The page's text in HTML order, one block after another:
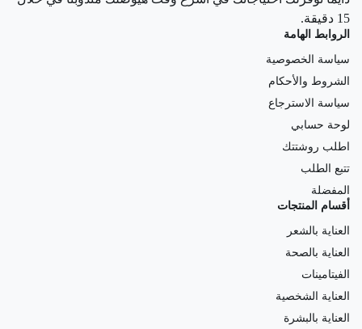
15 دقيقة.
الروابط الهامة
سياسة الخصوصية
الشروط والأحكام
سياسة الاسترجاع
لوحة حسابي
اطلب روشتتك
تتبع الطلب
المفضلة
أقسام المنتجات
العناية بالشعر
العناية بالصحة
الفيتامينات
العناية الشخصية
العناية بالبشرة